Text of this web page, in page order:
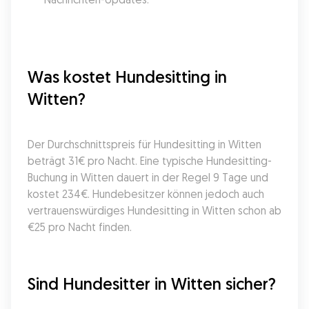
Was kostet Hundesitting in
Witten?
Der Durchschnittspreis für Hundesitting in Witten
beträgt 31€ pro Nacht. Eine typische Hundesitting-
Buchung in Witten dauert in der Regel 9 Tage und
kostet 234€. Hundebesitzer können jedoch auch
vertrauenswürdiges Hundesitting in Witten schon ab
€25 pro Nacht finden.
Sind Hundesitter in Witten sicher?